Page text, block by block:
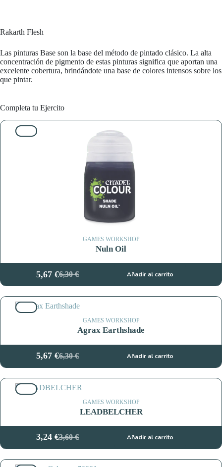
Rakarth Flesh
Las pinturas Base son la base del método de pintado clásico. La alta
concentración de pigmento de estas pinturas significa que aportan una
excelente cobertura, brindándote una base de colores intensos sobre los
que pintar.
Completa tu Ejercito
GAMES WORKSHOP
Nuln Oil
6,30€
El
precio
original
era:
5,67 €El
precio
actual
es:
Añadir al carrito
GAMES WORKSHOP
Agrax Earthshade
6,30€
El
precio
original
era:
5,67 €El
precio
actual
es:
Añadir al carrito
GAMES WORKSHOP
LEADBELCHER
3,60€
El
precio
original
3,24 €El
precio
actual
Añadir al carrito